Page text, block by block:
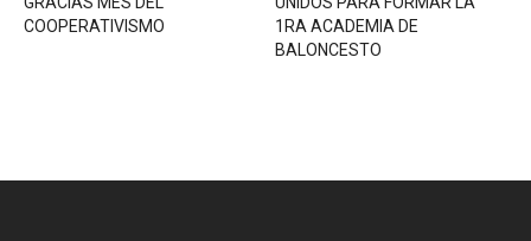
COOPERATIVISMO
1RA ACADEMIA DE
BALONCESTO